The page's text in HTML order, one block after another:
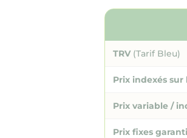
TRV (Tarif Bleu)
Prix indexés sur
Prix variable /
Prix fixes